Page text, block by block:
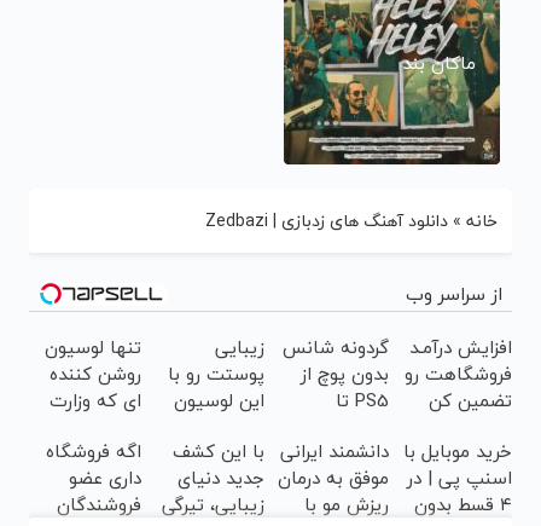
ماکان بند
خانه » دانلود آهنگ های زدبازی | Zedbazi
از سراسر وب
افزایش درآمـد
فروشگاهت رو
تضمین کن
گردونه شانس
بدون پوچ از
PS5 تا
بیت کوین 🔥
زیبایی
پوستت رو با
این لوسیون
چندبرابر کن
تنها لوسیون
روشن کننده
ای که وزارت
بهش مجوز
داده
خرید موبایل با
اسنپ پی | در
۴ قسط بدون
دانشمند ایرانی
موفق به درمان
ریزش مو با
با این کشف
جدید دنیای
زیبایی، تیرگی
اگه فروشگاه
داری عضو
فروشندگان